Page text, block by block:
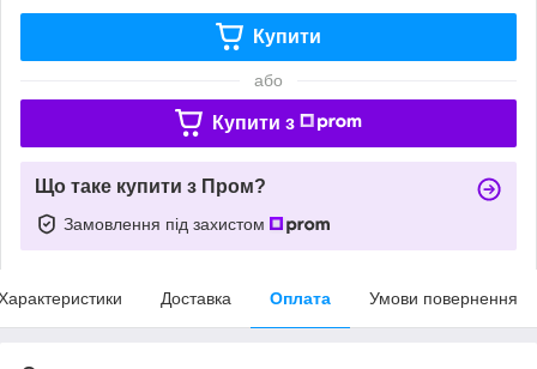
Купити
або
Купити з
Що таке купити з Пром?
Замовлення під захистом
Доставка Оплата Умови повернення